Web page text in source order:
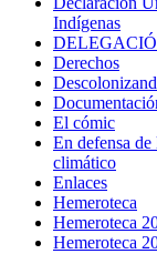
Indígenas
Derechos
El cómic
En defensa
climático
Enlaces
Hemeroteca
Hemeroteca
Hemeroteca